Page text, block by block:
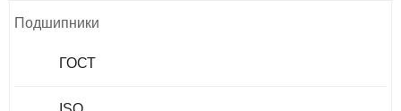
Подшипники
ГОСТ